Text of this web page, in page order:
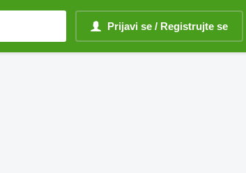
Prijavi se / Registrujte se